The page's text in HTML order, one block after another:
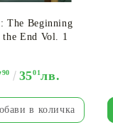
The Beginning
End Vol. 1
90 3501лв.